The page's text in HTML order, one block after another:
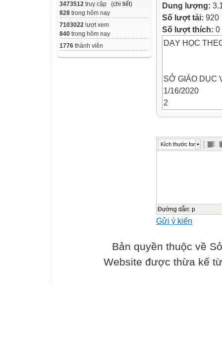
3473512 truy cập (chi tiết)
828 trong hôm nay
7103022 lượt xem
840 trong hôm nay
1776 thành viên
Dung lượng:
Số lượt tải: 920
Số lượt thích: 0
DẠY HỌC
SỞ GIÁO DỤC
1/16/2020
2
DUNG
TRÌNH
Khái niệm năng
3
Kích thước font
Đường dẫn: p
Gửi ý kiến
Bản quyền thuộc về
Website được thừa kế